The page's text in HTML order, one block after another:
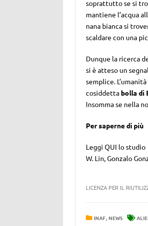
soprattutto se si
mantiene l’acqua
nana bianca si
scaldare con una
Dunque la ricerca
si è atteso un
semplice.
cosiddetta bolla di
Insomma se nella
Per saperne di più
Leggi QUI lo studio
W. Lin, Gonzalo
LICENZA PER IL
INAF, NEWS